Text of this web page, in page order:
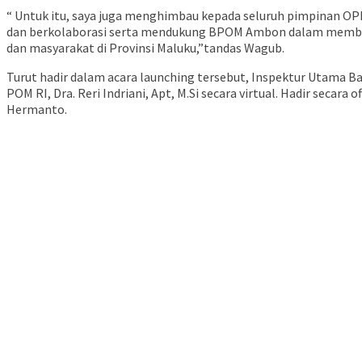
“ Untuk itu, saya juga menghimbau kepada seluruh pimpinan
dan berkolaborasi serta mendukung BPOM Ambon dalam
dan masyarakat di Provinsi Maluku,”tandas Wagub.
Turut hadir dalam acara launching tersebut, Inspektur Utama
POM RI, Dra. Reri Indriani, Apt, M.Si secara virtual. Hadir
Hermanto.